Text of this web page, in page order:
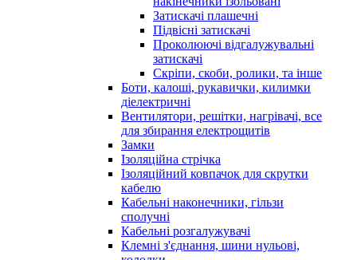
Затискачі плашечні
Підвісні затискачі
Проколюючі відгалужувальні
затискачі
Скріпи, скоби, ролики, та інше
Боти, калоші, рукавички, килимки
діелектричні
Вентилятори, решітки, нагрівачі, все
для збирання електрощитів
Замки
Ізоляційна стрічка
Ізоляційний ковпачок для скрутки
кабелю
Кабельні наконечники, гільзи
сполучні
Кабельні розгалужувачі
Клемні з'єднання, шини нульові,